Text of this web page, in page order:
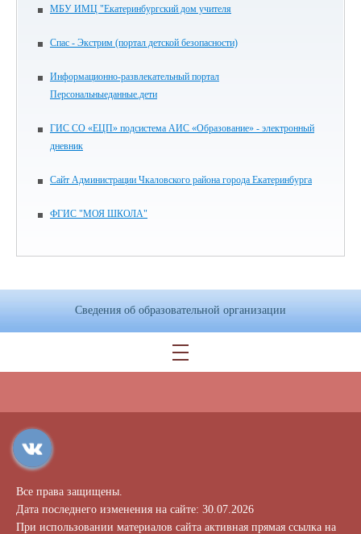
МБУ ИМЦ "Екатеринбургский дом учителя
Спас - Экстрим (портал детской безопасности)
Информационно-развлекательный портал
Персональныеданные.дети
ГИС СО «ЕЦП» подсистема АИС «Образование» - электронный
дневник
Сайт Администрации Чкаловского района города Екатеринбурга
ФГИС "МОЯ ШКОЛА"
Сведения об образовательной организации
Все права защищены.
Дата последнего изменения на сайте: 30.07.2026
При использовании материалов сайта активная прямая ссылка на